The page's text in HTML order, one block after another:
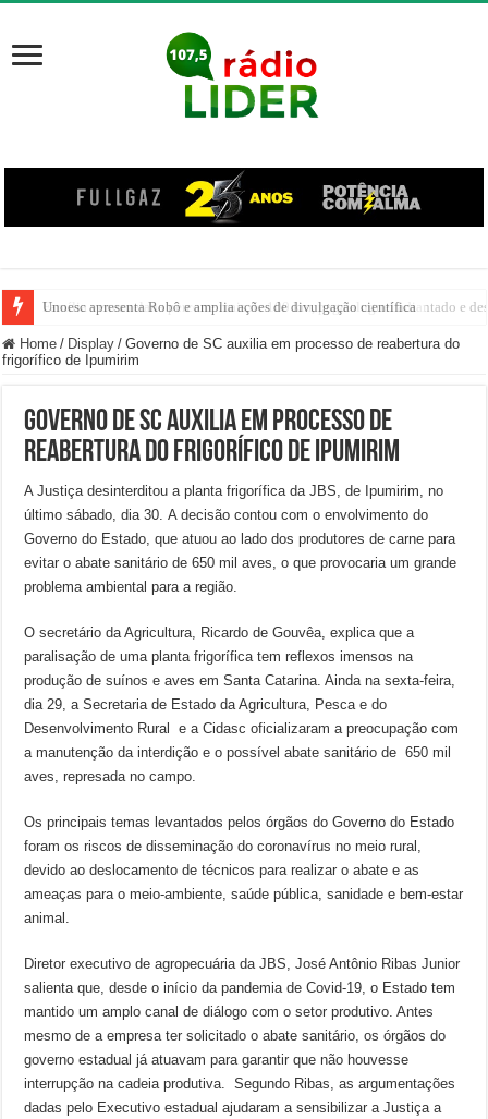
Unoesc apresenta Robô e amplia ações de divulgação científica
Família venezuelana percorre mais de 100 km, paga aluguel adiantado e
Home / Display / Governo de SC auxilia em processo de reabertura do
frigorífico de Ipumirim
Governo de SC auxilia em processo de
reabertura do frigorífico de Ipumirim
A Justiça desinterditou a planta frigorífica da JBS, de Ipumirim, no
último sábado, dia 30. A decisão contou com o envolvimento do
Governo do Estado, que atuou ao lado dos produtores de carne para
evitar o abate sanitário de 650 mil aves, o que provocaria um grande
problema ambiental para a região.
O secretário da Agricultura, Ricardo de Gouvêa, explica que a
paralisação de uma planta frigorífica tem reflexos imensos na
produção de suínos e aves em Santa Catarina. Ainda na sexta-feira,
dia 29, a Secretaria de Estado da Agricultura, Pesca e do
Desenvolvimento Rural e a Cidasc oficializaram a preocupação com
a manutenção da interdição e o possível abate sanitário de 650 mil
aves, represada no campo.
Os principais temas levantados pelos órgãos do Governo do Estado
foram os riscos de disseminação do coronavírus no meio rural,
devido ao deslocamento de técnicos para realizar o abate e as
ameaças para o meio-ambiente, saúde pública, sanidade e bem-estar
animal.
Diretor executivo de agropecuária da JBS, José Antônio Ribas Junior
salienta que, desde o início da pandemia de Covid-19, o Estado tem
mantido um amplo canal de diálogo com o setor produtivo. Antes
mesmo de a empresa ter solicitado o abate sanitário, os órgãos do
governo estadual já atuavam para garantir que não houvesse
interrupção na cadeia produtiva. Segundo Ribas, as argumentações
dadas pelo Executivo estadual ajudaram a sensibilizar a Justiça a